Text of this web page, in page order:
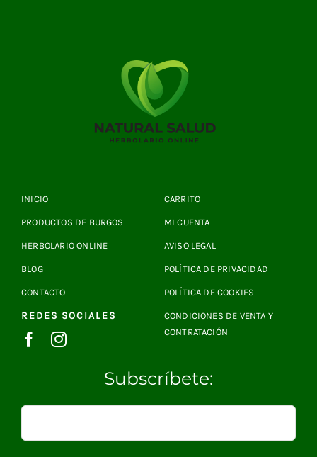
INICIO
PRODUCTOS DE BURGOS
HERBOLARIO ONLINE
BLOG
CONTACTO
REDES SOCIALES
CARRITO
MI CUENTA
AVISO LEGAL
POLÍTICA DE PRIVACIDAD
POLÍTICA DE COOKIES
CONDICIONES DE VENTA Y
CONTRATACIÓN
Subscríbete: